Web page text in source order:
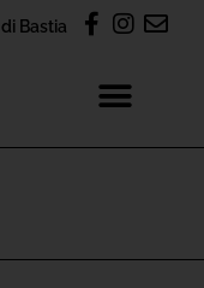
Bastia